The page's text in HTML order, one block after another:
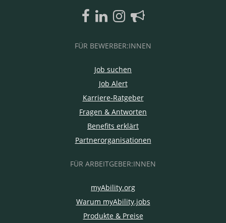
FÜR BEWERBER:INNEN
Job suchen
Job Alert
Karriere-Ratgeber
Fragen & Antworten
Benefits erklärt
Partnerorganisationen
FÜR ARBEITGEBER:INNEN
myAbility.org
Warum myAbility.jobs
Produkte & Preise